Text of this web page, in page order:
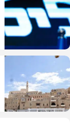
בארץ
פוליטי